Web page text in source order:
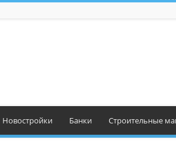
Новостройки Банки Строительные